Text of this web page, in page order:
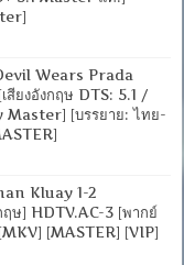
Wears Prada
สียงอังกฤษ DTS: 5.1 /
Master] [บรรยาย: ไทย-
Kluay 1-2
ษ] HDTV.AC-3 [พากย์
[MASTER] [VIP]